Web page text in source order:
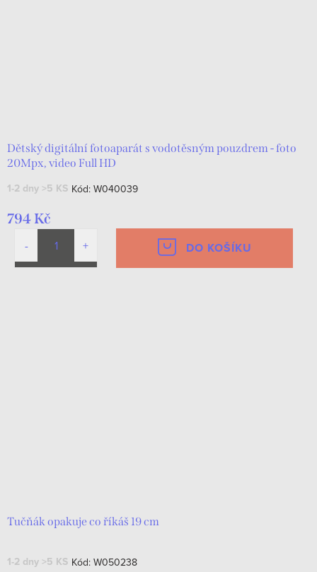
Dětský digitální fotoaparát s vodotěsným pouzdrem - foto
20Mpx, video Full HD
1-2 dny >5 KS Kód: W040039
794 Kč
DO KOŠÍKU
Tučňák opakuje co říkáš 19 cm
1-2 dny >5 KS Kód: W050238